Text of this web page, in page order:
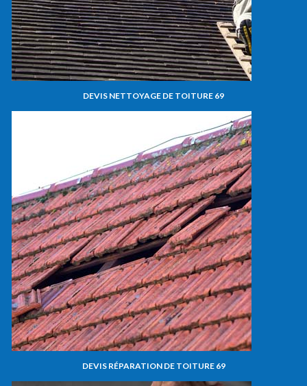
DEVIS NETTOYAGE DE TOITURE 69
DEVIS RÉPARATION DE TOITURE 69